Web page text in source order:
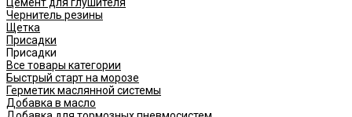
Цемент для глушителя
Чернитель резины
Щетка
Присадки
Присадки
Все товары категории
Быстрый старт на морозе
Герметик маслянной системы
Добавка в масло